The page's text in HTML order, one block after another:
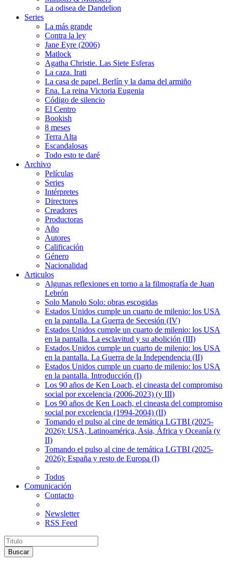
La odisea de Dandelion
Series
La más grande
Contra la ley
Jane Eyre (2006)
Matlock
Agatha Christie. Las Siete Esferas
La caza. Irati
La casa de papel. Berlín y la dama del armiño
Ena. La reina Victoria Eugenia
Código de silencio
El Centro
Bookish
8 meses
Terra Alta
Escandalosas
Todo esto te daré
Archivo
Películas
Series
Intérpretes
Directores
Creadores
Productoras
Año
Autores
Calificación
Género
Nacionalidad
Articulos
Algunas reflexiones en torno a la filmografía de Juan
Lebrón
Solo Manolo Solo: obras escogidas
Estados Unidos cumple un cuarto de milenio: los USA
en la pantalla. La Guerra de Secesión (IV)
Estados Unidos cumple un cuarto de milenio: los USA
en la pantalla. La esclavitud y su abolición (III)
Estados Unidos cumple un cuarto de milenio: los USA
en la pantalla. La Guerra de la Independencia (II)
Estados Unidos cumple un cuarto de milenio: los USA
en la pantalla. Introducción (I)
Los 90 años de Ken Loach, el cineasta del compromiso
social por excelencia (2006-2023) (y III)
Los 90 años de Ken Loach, el cineasta del compromiso
social por excelencia (1994-2004) (II)
Tomando el pulso al cine de temática LGTBI (2025-
2026): USA, Latinoamérica, Asia, África y Oceanía (y
II)
Tomando el pulso al cine de temática LGTBI (2025-
2026): España y resto de Europa (I)
Todos
Comunicación
Contacto
Newsletter
RSS Feed
Buscar